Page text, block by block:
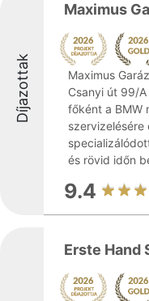
Díjazottak
Maximus
Maximus
Csanyi út 99/
főként a BMW
szervizelésére
és rövid időn
9.4
Erste Hand